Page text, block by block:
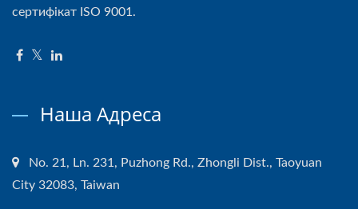
сертифікат ISO 9001.
Наша Адреса
No. 21, Ln. 231, Puzhong Rd., Zhongli Dist., Taoyuan
City 32083, Taiwan